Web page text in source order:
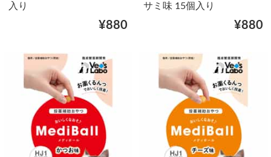
入り
¥880
サミ味 15個入り
¥880